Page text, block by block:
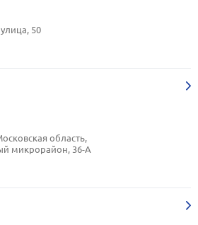
50
область,
микрорайон, 36-А